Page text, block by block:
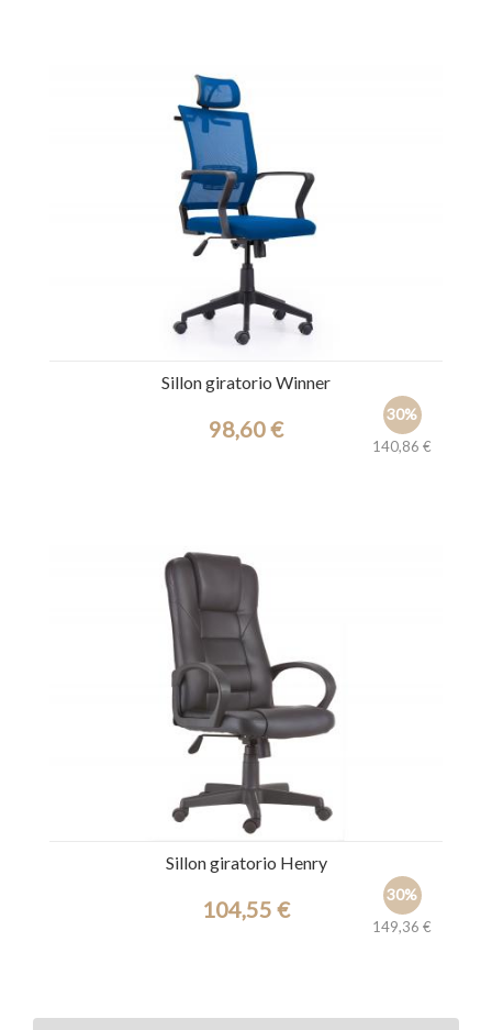
Sillon giratorio Winner
30%
140,86 €
98,60 €
Sillon giratorio Henry
30%
149,36 €
104,55 €